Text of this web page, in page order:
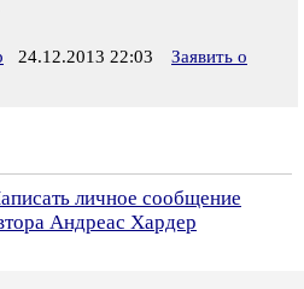
24.12.2013 22:03
Заявить о
личное сообщение
Андреас Хардер